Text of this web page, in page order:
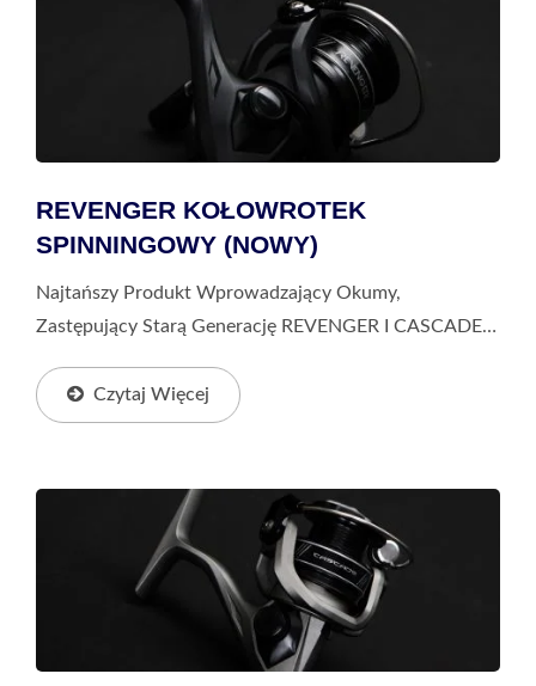
REVENGER KOŁOWROTEK
SPINNINGOWY (NOWY)
Najtańszy Produkt Wprowadzający Okumy,
Zastępujący Starą Generację REVENGER I CASCADE.
Mógł Mieć Lepsze Doświadczenia Wędkarskie Nawet
W Produktach...
Czytaj Więcej